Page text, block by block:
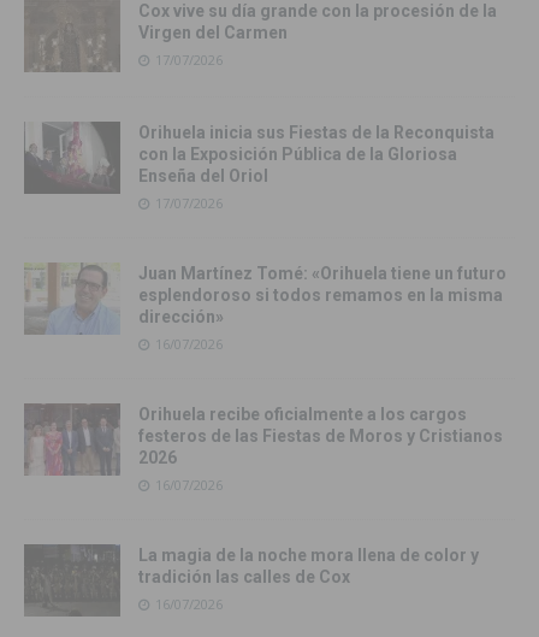
Cox vive su día grande con la procesión de la
Virgen del Carmen
17/07/2026
Orihuela inicia sus Fiestas de la Reconquista
con la Exposición Pública de la Gloriosa
Enseña del Oriol
17/07/2026
Juan Martínez Tomé: «Orihuela tiene un futuro
esplendoroso si todos remamos en la misma
dirección»
16/07/2026
Orihuela recibe oficialmente a los cargos
festeros de las Fiestas de Moros y Cristianos
2026
16/07/2026
La magia de la noche mora llena de color y
tradición las calles de Cox
16/07/2026